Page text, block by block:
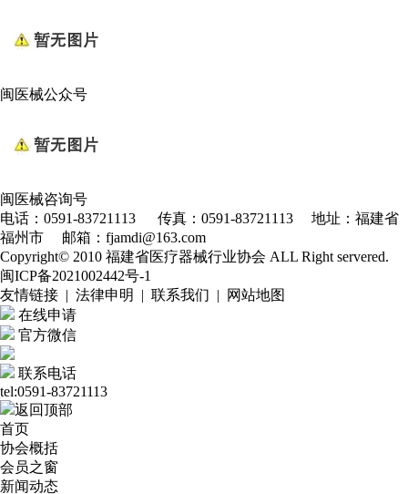
闽医械公众号
闽医械咨询号
电话：0591-83721113 传真：0591-83721113 地址：福建省
福州市 邮箱：fjamdi@163.com
Copyright© 2010 福建省医疗器械行业协会 ALL Right servered.
闽ICP备2021002442号-1
友情链接 | 法律申明 | 联系我们 | 网站地图
在线申请
官方微信
联系电话
tel:0591-83721113
返回顶部
首页
协会概括
会员之窗
新闻动态